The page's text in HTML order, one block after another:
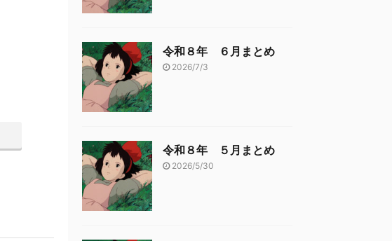
令和８年 ６月まとめ
2026/7/3
令和８年 ５月まとめ
2026/5/30